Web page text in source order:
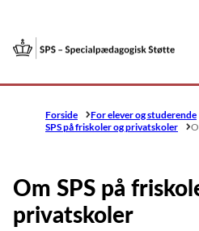
Gå til forsiden
Forside For elever og studerende
SPS på friskoler og privatskoler
Om SPS på
privatskoler